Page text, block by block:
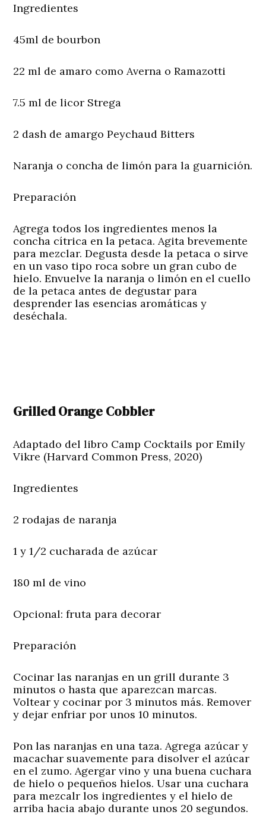
Ingredientes
45ml de bourbon
22 ml de amaro como Averna o Ramazotti
7.5 ml de licor Strega
2 dash de amargo Peychaud Bitters
Naranja o concha de limón para la guarnición.
Preparación
Agrega todos los ingredientes menos la
concha cítrica en la petaca. Agita brevemente
para mezclar. Degusta desde la petaca o sirve
en un vaso tipo roca sobre un gran cubo de
hielo. Envuelve la naranja o limón en el cuello
de la petaca antes de degustar para
desprender las esencias aromáticas y
deséchala.
Grilled Orange Cobbler
Adaptado del libro Camp Cocktails por Emily
Vikre (Harvard Common Press, 2020)
Ingredientes
2 rodajas de naranja
1 y 1/2 cucharada de azúcar
180 ml de vino
Opcional: fruta para decorar
Preparación
Cocinar las naranjas en un grill durante 3
minutos o hasta que aparezcan marcas.
Voltear y cocinar por 3 minutos más. Remover
y dejar enfriar por unos 10 minutos.
Pon las naranjas en una taza. Agrega azúcar y
macachar suavemente para disolver el azúcar
en el zumo. Agergar vino y una buena cuchara
de hielo o pequeños hielos. Usar una cuchara
para mezcalr los ingredientes y el hielo de
arriba hacia abajo durante unos 20 segundos.